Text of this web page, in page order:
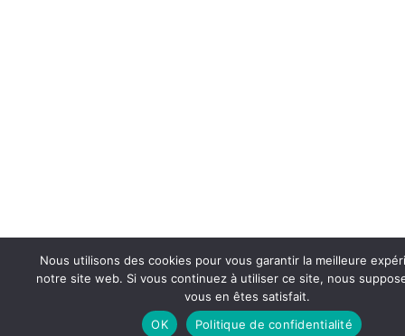
Nous utilisons des cookies pour vous garantir la meilleure
notre site web. Si vous continuez à utiliser ce site, nous
vous en êtes satisfait.
OK
Politique de confidentialité